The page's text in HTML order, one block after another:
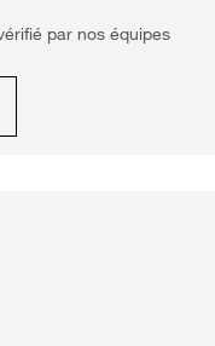
par nos équipes